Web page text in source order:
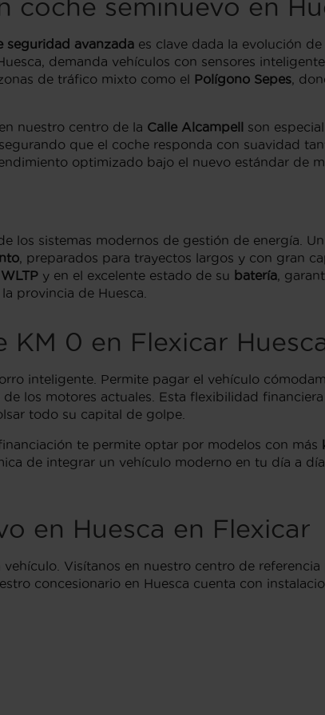
coche seminuevo en
seguridad avanzada es clave dada la evolución
demanda vehículos con sensores
de tráfico mixto como el Polígono Sepes,
nuestro centro de la Calle Alcampell son
que el coche responda con suavidad
optimizado bajo el nuevo estándar de
los sistemas modernos de gestión de energía.
, preparados para trayectos largos y con gran
y en el excelente estado de su batería,
provincia de Huesca.
0 en Flexicar
inteligente. Permite pagar el vehículo
los motores actuales. Esta flexibilidad
todo su capital de golpe.
te permite optar por modelos con más
de integrar un vehículo moderno en tu día a
en Huesca en Flexicar
Visítanos en nuestro centro de
concesionario en Huesca cuenta con